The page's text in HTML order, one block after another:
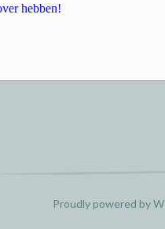
hebben!
Proudly powered by